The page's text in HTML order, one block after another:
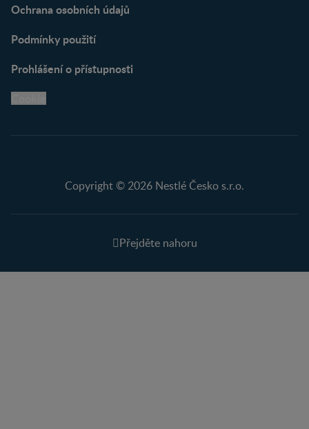
Ochrana osobních údajů
Podmínky použití
Prohlášení o přístupnosti
Copyright © 2026 Nestlé Česko s.r.o.
Přejděte nahoru